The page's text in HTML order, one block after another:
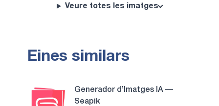
Veure totes les imatges
Eines similars
Generador d’Imatges IA —
Seapik